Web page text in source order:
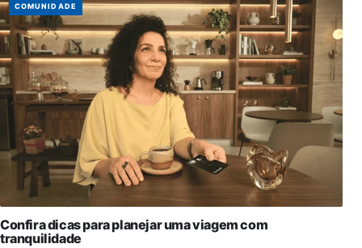
COMUNIDADE
Confira dicas para planejar uma viagem com
tranquilidade